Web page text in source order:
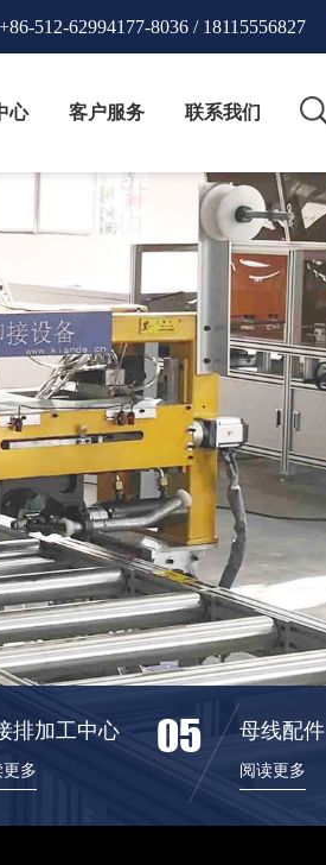
+86-512-62994177-8036 / 18115556827
心 客户服务 联系我们
排加工中心
更多
05 母线配件
阅读更多